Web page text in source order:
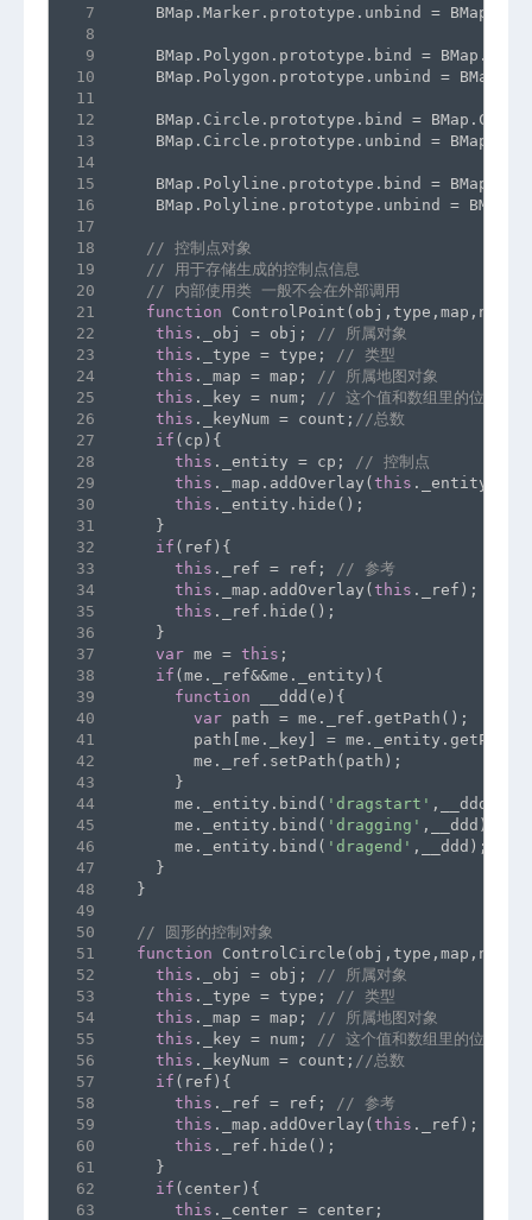
7
8
9
10
11
12
13
14
15
16
17
18
19
20
21
22
23
24
25
26
27
28
29
30
31
32
33
34
35
36
37
38
39
40
41
42
43
44
45
46
47
48
49
50
51
52
53
54
55
56
57
58
59
60
61
62
63
BMap.Marker.prototype.unbind =
BMap.Polygon.prototype.bind =
BMap.Polygon.prototype.unbind =
BMap.Circle.prototype.bind =
BMap.Circle.prototype.unbind =
BMap.Polyline.prototype.bind =
BMap.Polyline.prototype.unbind =
// 控制点对象
// 用于存储生成的控制点信息
// 内部使用类 一般不会在外部调用
function
this ._obj = obj;
// 所属对象
this ._type = type;
// 类型
this ._map = map;
// 所属地图对象
this ._key = num;
// 这个值和数组里的位置对应
this ._keyNum = count; //总数
if (cp){
this ._entity = cp;
// 控制点
this ._map.addOverlay(this ._entity);
this ._entity.hide();
    }
if (ref){
this ._ref = ref;
// 参考
this ._map.addOverlay(this ._ref);
this ._ref.hide();
    }
var me = this ;
if (me._ref&&me._entity){
function __ddd(e){
var path = me._ref.getPath();
path[me._key] =
        me._ref.setPath(path);
      }
      me._entity.bind(
'dragstart' ,__ddd);
      me._entity.bind(
'dragging' ,__ddd);
      me._entity.bind(
'dragend' ,__ddd);
    }
  }
// 圆形的控制对象
function
this ._obj = obj;
// 所属对象
this ._type = type;
// 类型
this ._map = map;
// 所属地图对象
this ._key = num;
// 这个值和数组里的位置对应
this ._keyNum = count; //总数
if (ref){
this ._ref = ref;
// 参考
this ._map.addOverlay(this ._ref);
this ._ref.hide();
    }
if (center){
this ._center = center;